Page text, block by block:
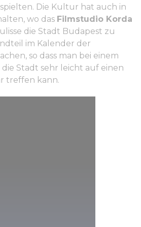
Die Kultur hat auch in
wo das Filmstudio Korda
die Stadt Budapest zu
im Kalender der
so dass man bei einem
Stadt sehr leicht auf einen
treffen kann.